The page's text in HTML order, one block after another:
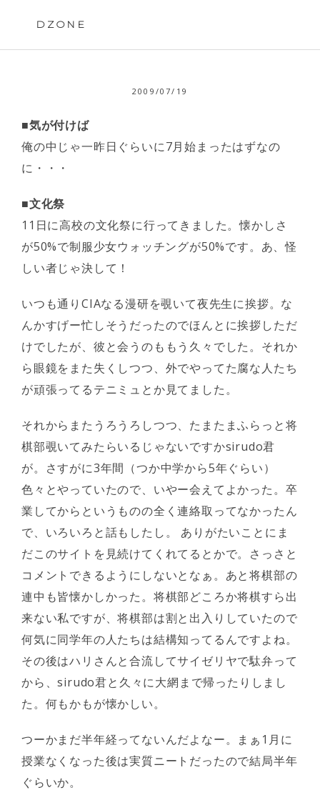
DZONE
2009/07/19
■気が付けば
俺の中じゃ一昨日ぐらいに7月始まったはずなの
に・・・
■文化祭
11日に高校の文化祭に行ってきました。懐かしさ
が50%で制服少女ウォッチングが50%です。あ、怪
しい者じゃ決して！
いつも通りCIAなる漫研を覗いて夜先生に挨拶。な
んかすげー忙しそうだったのでほんとに挨拶しただ
けでしたが、彼と会うのももう久々でした。それか
ら眼鏡をまた失くしつつ、外でやってた腐な人たち
が頑張ってるテニミュとか見てました。
それからまたうろうろしつつ、たまたまふらっと将
棋部覗いてみたらいるじゃないですかsirudo君
が。さすがに3年間（つか中学から5年ぐらい）
色々とやっていたので、いやー会えてよかった。卒
業してからというものの全く連絡取ってなかったん
で、いろいろと話もしたし。 ありがたいことにま
だこのサイトを見続けてくれてるとかで。さっさと
コメントできるようにしないとなぁ。あと将棋部の
連中も皆懐かしかった。将棋部どころか将棋すら出
来ない私ですが、将棋部は割と出入りしていたので
何気に同学年の人たちは結構知ってるんですよね。
その後はハリさんと合流してサイゼリヤで駄弁って
から、sirudo君と久々に大網まで帰ったりしまし
た。何もかもが懐かしい。
つーかまだ半年経ってないんだよなー。まぁ1月に
授業なくなった後は実質ニートだったので結局半年
ぐらいか。